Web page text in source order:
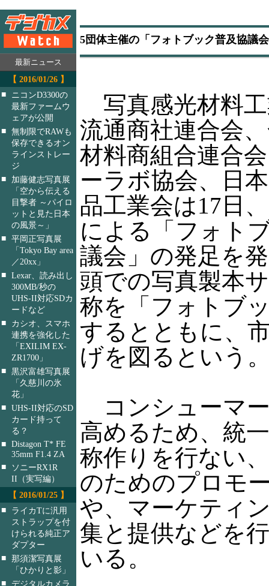
最新ニュース
【 2016/01/26 】
■
ニコンD3300の
最新ファームウ
ェアが公開
■ 無制限でRAWも
保存できるオン
ラインストレー
ジ
■
加藤健志写真展
「空から伝える
目撃者 ～パイロ
ットと見た日本
の風景～」
■ 平岡正写真展
「Tokyo Bay area
／20xx」
■ Lexar、読み出し
300MB/秒の
UHS-II対応SDカ
ードなど
■
カシオ、スマホ
連携を強化した
「EXILIM EX-
ZR1700」
■ 黒沢富雄写真展
「久慈川の氷
花」
■ UHS-II対応のSD
カード持って
る？
■ Distagon T* FE
35mm F1.4 ZA
■
ソニーRX1R
II（実写編）
【 2016/01/25 】
■
ライカTに汎用
ストラップを付
けられる純正ア
ダプター
■ 那須潔写真展
「ひかりと影」
■ デジタルカメラ
5団体主催の「フォトブック普及協議
写真感光材料
流通商社連合会
材料商組合連合
ーラボ協会、日
品工業会は17日
による「フォト
議会」の発足を
頭での写真製本
称を「フォトブ
するとともに、
げを図るという
コンシューマ
高めるため、統
称作りを行ない
のためのプロモ
や、マーケティ
集と提供などを
いる。